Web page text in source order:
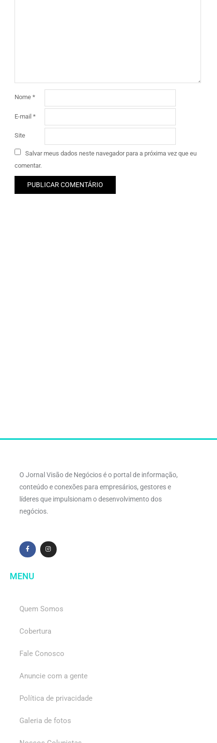
Nome *
E-mail *
Site
Salvar meus dados neste navegador para a próxima vez que eu
comentar.
O Jornal Visão de Negócios é o portal de informação,
conteúdo e conexões para empresários, gestores e
líderes que impulsionam o desenvolvimento dos
negócios.
MENU
Quem Somos
Cobertura
Fale Conosco
Anuncie com a gente
Política de privacidade
Galeria de fotos